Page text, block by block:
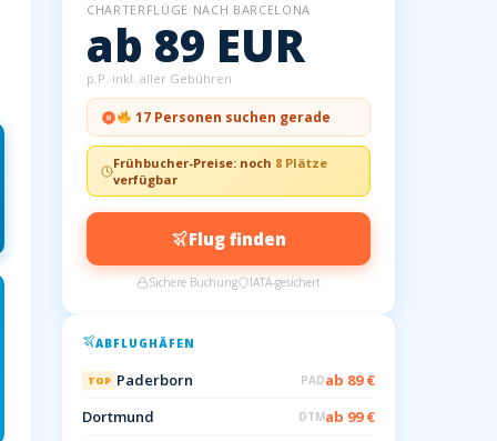
CHARTERFLÜGE NACH BARCELONA
ab 89 EUR
p.P. inkl. aller Gebühren
17 Personen suchen gerade
Frühbucher-Preise: noch 8 Plätze
verfügbar
Flug finden
Sichere Buchung IATA-gesichert
ABFLUGHÄFEN
TOP Paderborn PADab 89 €
Dortmund
DTMab 99 €